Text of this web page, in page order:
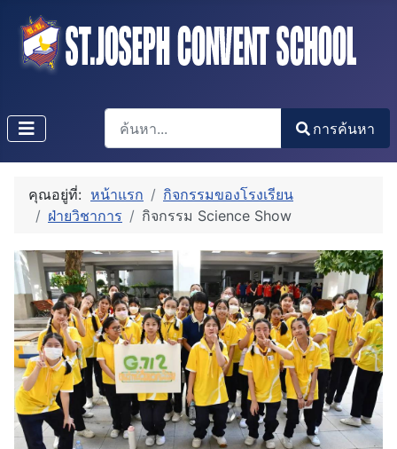
การค้นหา
Type 2 or more characters for results.
การค้นหา
คุณอยู่ที่: หน้าแรก
กิจกรรมของโรงเรียน
ฝ่ายวิชาการ
กิจกรรม Science Show